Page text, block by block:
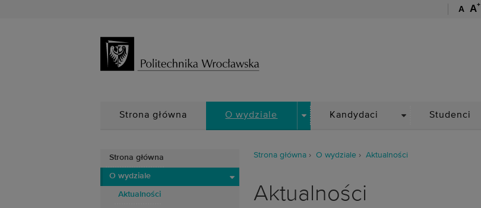
A A+
Strona główna O wydziale
DROPDOWN
Kandydaci Studenci
Strona główna
O wydziale
Aktualności
Strona główna O wydziale Aktualności
Aktualności